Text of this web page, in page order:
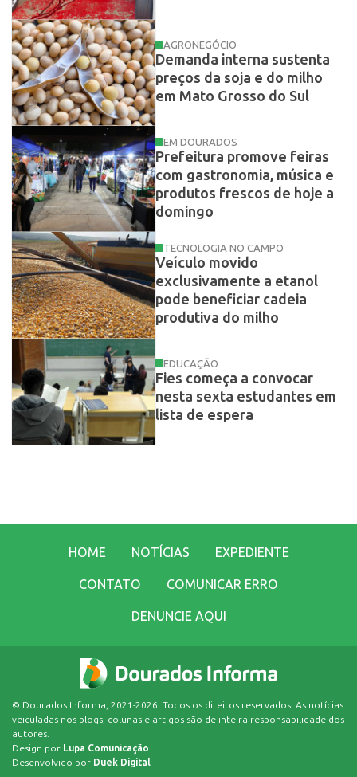
AGRONEGÓCIO
Demanda interna sustenta
preços da soja e do milho
em Mato Grosso do Sul
EM DOURADOS
Prefeitura promove feiras
com gastronomia, música e
produtos frescos de hoje a
domingo
TECNOLOGIA NO CAMPO
Veículo movido
exclusivamente a etanol
pode beneficiar cadeia
produtiva do milho
EDUCAÇÃO
Fies começa a convocar
nesta sexta estudantes em
lista de espera
HOME NOTÍCIAS EXPEDIENTE
CONTATO COMUNICAR ERRO
DENUNCIE AQUI
© Dourados Informa, 2021-2026. Todos os direitos reservados. As notícias
veiculadas nos blogs, colunas e artigos são de inteira responsabilidade dos
autores.
Design por Lupa Comunicação
Desenvolvido por Duek Digital